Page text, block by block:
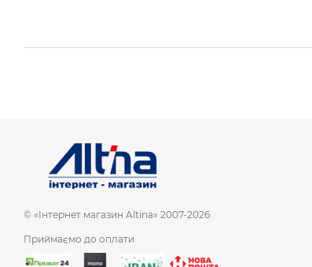
© «Інтернет магазин Altina» 2007-2026
Приймаємо до оплати